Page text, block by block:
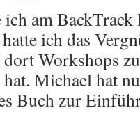
am
ich das
Workshops
Michael hat
Buch zur